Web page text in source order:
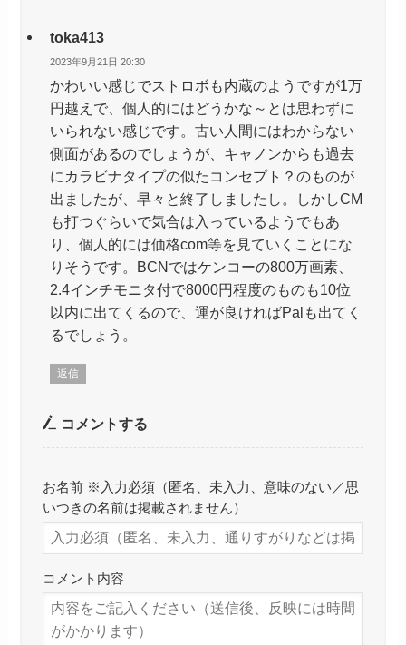
toka413
2023年9月21日 20:30
かわいい感じでストロボも内蔵のようですが1万
円越えで、個人的にはどうかな～とは思わずに
いられない感じです。古い人間にはわからない
側面があるのでしょうが、キャノンからも過去
にカラビナタイプの似たコンセプト？のものが
出ましたが、早々と終了しましたし。しかしCM
も打つぐらいで気合は入っているようでもあ
り、個人的には価格com等を見ていくことにな
りそうです。BCNではケンコーの800万画素、
2.4インチモニタ付で8000円程度のものも10位
以内に出てくるので、運が良ければPalも出てく
るでしょう。
返信
コメントする
お名前 ※入力必須（匿名、未入力、意味のない／思
いつきの名前は掲載されません）
コメント内容